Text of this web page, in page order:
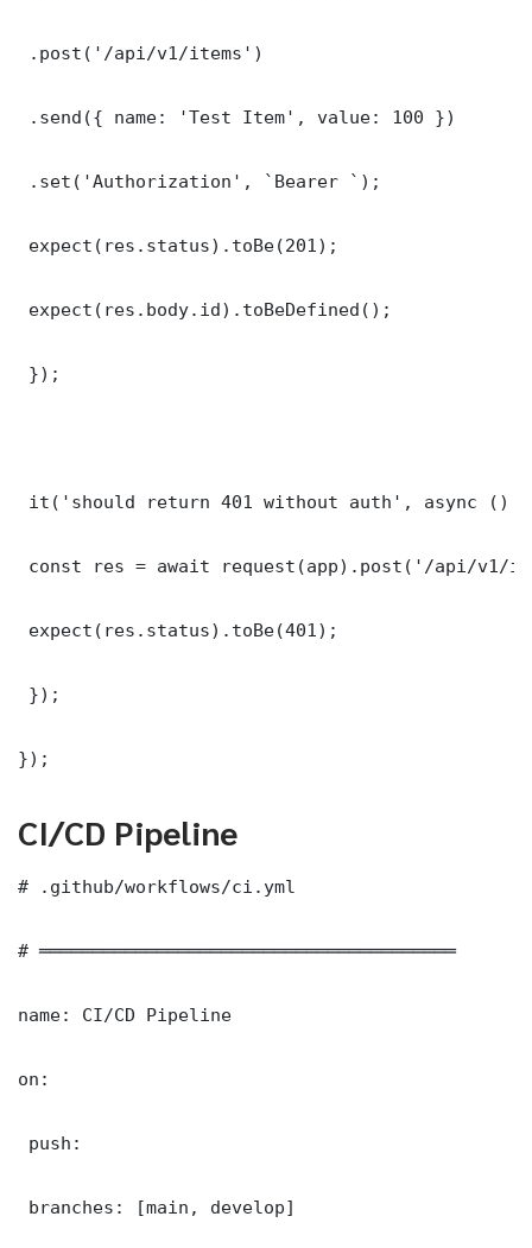
.post('/api/v1/items')
.send({ name: 'Test Item', value: 100 })
.set('Authorization', `Bearer `);
expect(res.status).toBe(201);
expect(res.body.id).toBeDefined();
});
it('should return 401 without auth', async ()
const res = await request(app).post('/api/v1/
expect(res.status).toBe(401);
});
});
CI/CD Pipeline
# .github/workflows/ci.yml
# ═══════════════════════════════════════
name: CI/CD Pipeline
on:
push:
branches: [main, develop]